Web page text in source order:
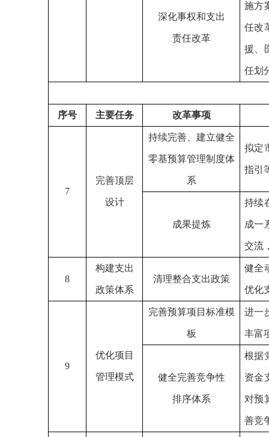
深化事权和支出
责任改革
施方
任改
援、
任划
序号 主要任务 改革事项
7
完善顶层
设计
持续完善、建立健全
零基预算管理制度体
系
拟定
指引
成果提炼
持续
成一
交流
8
构建支出
政策体系
清理整合支出政策
健全
优化
9
优化项目
管理模式
完善预算项目标准模
板
进一
丰富
健全完善竞争性
排序体系
根据
资金
对预
善竞